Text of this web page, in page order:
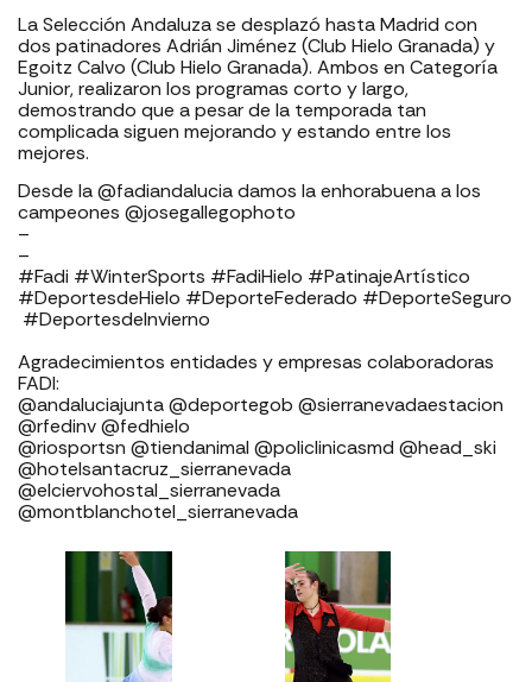
La Selección Andaluza se desplazó hasta Madrid con
dos patinadores Adrián Jiménez (Club Hielo Granada) y
Egoitz Calvo (Club Hielo Granada). Ambos en Categoría
Junior, realizaron los programas corto y largo,
demostrando que a pesar de la temporada tan
complicada siguen mejorando y estando entre los
mejores.
Desde la @fadiandalucia damos la enhorabuena a los
campeones @josegallegophoto
–
–
#Fadi #WinterSports #FadiHielo #PatinajeArtístico
#DeportesdeHielo #DeporteFederado #DeporteSeguro
⁣⁣⁣ #DeportesdeInvierno⁣⁣⁣⁣⁣ ⁣⁣⁣
Agradecimientos entidades y empresas colaboradoras
FADI: ⁣⁣⁣⁣⁣⁣⁣⁣⁣⁣⁣⁣⁣⁣⁣⁣⁣⁣
⁣⁣⁣⁣@andaluciajunta @deportegob ⁣⁣⁣@sierranevadaestacion
@rfedinv @fedhielo ⁣⁣⁣⁣⁣⁣⁣⁣⁣⁣⁣⁣⁣⁣⁣⁣⁣
@riosportsn @tiendanimal @policlinicasmd @head_ski
@hotelsantacruz_sierranevada
@elciervohostal_sierranevada
@montblanchotel_sierranevada